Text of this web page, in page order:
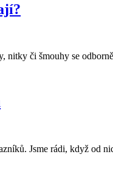
či šmouhy se
Jsme rádi, když od